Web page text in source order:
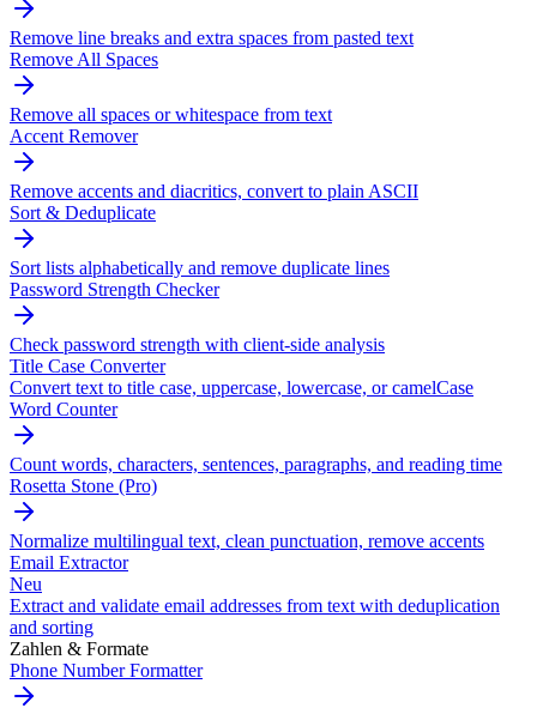
Remove line breaks and extra spaces from pasted text
Remove All Spaces
Remove all spaces or whitespace from text
Accent Remover
Remove accents and diacritics, convert to plain ASCII
Sort & Deduplicate
Sort lists alphabetically and remove duplicate lines
Password Strength Checker
Check password strength with client-side analysis
Title Case Converter
Convert text to title case, uppercase, lowercase, or camelCase
Word Counter
Count words, characters, sentences, paragraphs, and reading time
Rosetta Stone (Pro)
Normalize multilingual text, clean punctuation, remove accents
Email Extractor
Neu
Extract and validate email addresses from text with deduplication
and sorting
Zahlen & Formate
Phone Number Formatter